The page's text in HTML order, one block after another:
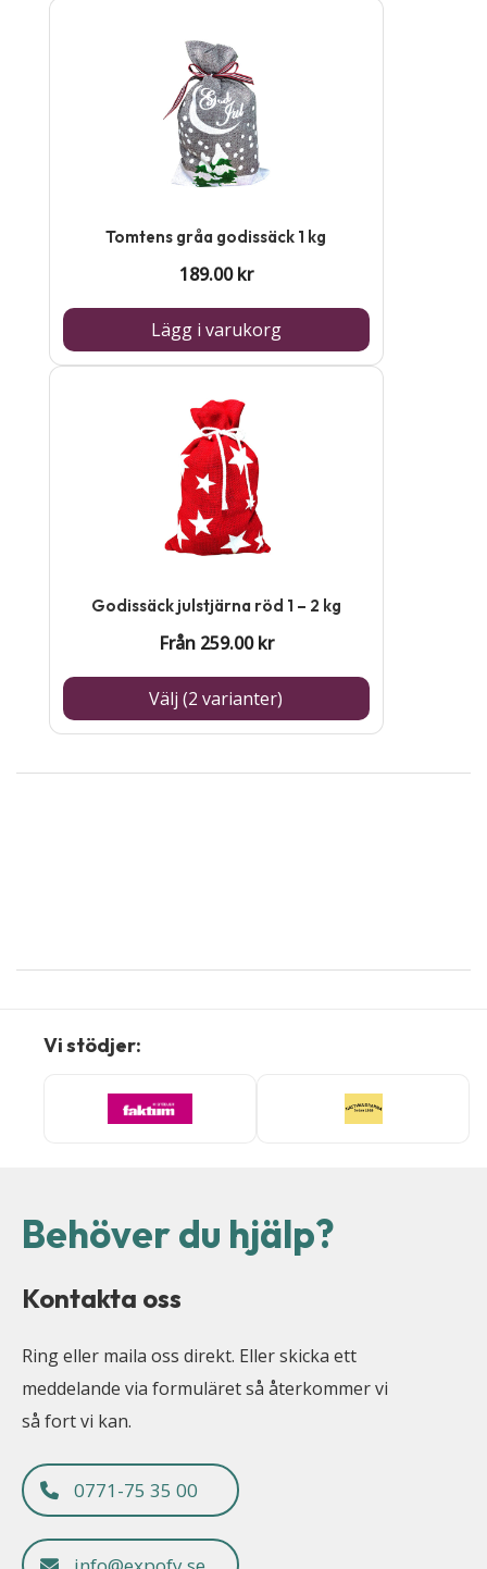
Tomtens gråa godissäck 1 kg
189.00kr
Lägg i varukorg
Godissäck julstjärna röd 1 – 2 kg
Från 259.00kr
Välj (2 varianter)
kan
väljas
Vi stödjer:
Behöver du hjälp?
Kontakta oss
Ring eller maila oss direkt. Eller skicka ett
meddelande via formuläret så återkommer vi
så fort vi kan.
0771-75 35 00